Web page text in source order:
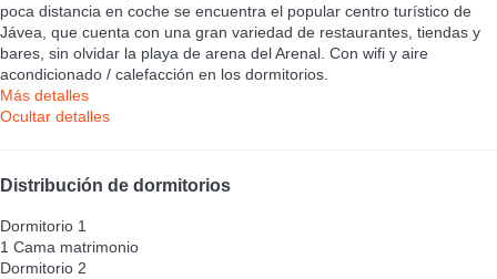
poca distancia en coche se encuentra el popular centro turístico de
Jávea, que cuenta con una gran variedad de restaurantes, tiendas y
bares, sin olvidar la playa de arena del Arenal. Con wifi y aire
acondicionado / calefacción en los dormitorios.
Más detalles
Ocultar detalles
Distribución de dormitorios
Dormitorio 1
1 Cama matrimonio
Dormitorio 2